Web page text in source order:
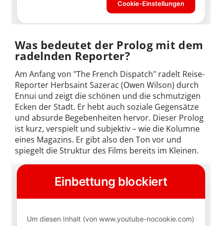
Was bedeutet der Prolog mit dem
radelnden Reporter?
Am Anfang von "The French Dispatch" radelt Reise-
Reporter Herbsaint Sazerac (Owen Wilson) durch
Ennui und zeigt die schönen und die schmutzigen
Ecken der Stadt. Er hebt auch soziale Gegensätze
und absurde Begebenheiten hervor. Dieser Prolog
ist kurz, verspielt und subjektiv – wie die Kolumne
eines Magazins. Er gibt also den Ton vor und
spiegelt die Struktur des Films bereits im Kleinen.